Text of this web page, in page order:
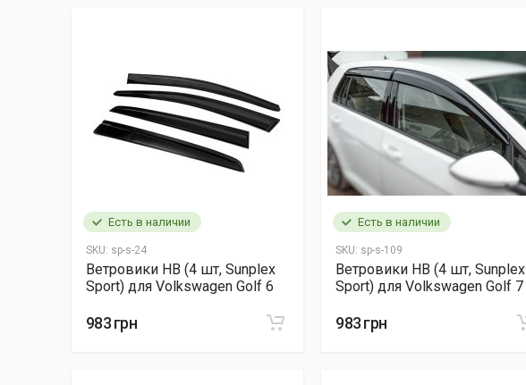
Есть в наличии
SKU: sp-s-24
Ветровики HB (4 шт, Sunplex
Sport) для Volkswagen Golf 6
983 грн
Есть в наличии
SKU: sp-s-109
Ветровики HB (4 шт, Sunplex
Sport) для Volkswagen Golf 7
983 грн